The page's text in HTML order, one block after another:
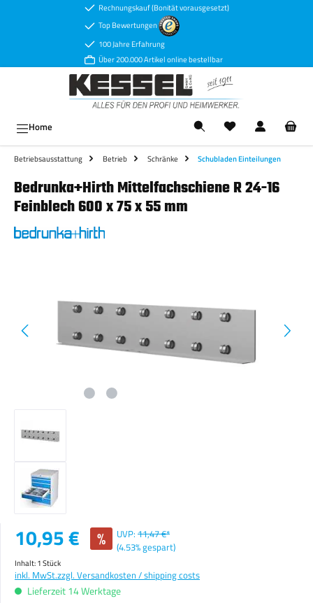
Zum Hauptinhalt springenRechnungskauf (Bonität vorausgesetzt)
Top Bewertungen
100 Jahre Erfahrung
Über 200.000 Artikel online bestellbar
Home
Betriebsausstattung Betrieb Schränke Schubladen Einteilungen
Bedrunka+Hirth Mittelfachschiene R 24-16
Feinblech 600 x 75 x 55 mm
Verkaufspreis:
10,95 € % UVP: 11,47 €*
(4.53% gespart)
Inhalt:1 Stück
inkl. MwSt.zzgl. Versandkosten / shipping costs
Lieferzeit 14 Werktage